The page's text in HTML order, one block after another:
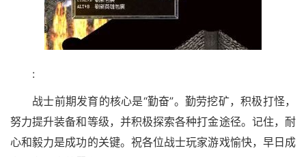
:
战士前期发育的核心是“勤奋”。勤劳挖矿，积极打怪，
努力提升装备和等级，并积极探索各种打金途径。记住，耐
心和毅力是成功的关键。祝各位战士玩家游戏愉快，早日成